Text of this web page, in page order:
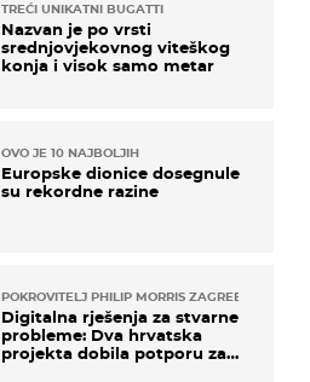
TREĆI UNIKATNI BUGATTI
Nazvan je po vrsti
srednjovjekovnog viteškog
konja i visok samo metar
OVO JE 10 NAJBOLJIH
Europske dionice dosegnule
su rekordne razine
POKROVITELJ PHILIP MORRIS ZAGREB
Digitalna rješenja za stvarne
probleme: Dva hrvatska
projekta dobila potporu za